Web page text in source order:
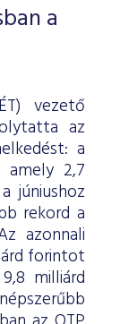
a
vezető
az
a
2,7
júniushoz
rekord a
azonnali
forintot
milliárd